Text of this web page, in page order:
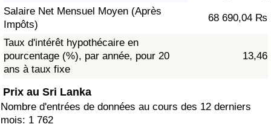
Salaire Net Mensuel Moyen (Après
Impôts)
68 690,04 ₨
Taux d'intérêt hypothécaire en
pourcentage (%), par année, pour 20
ans à taux fixe
13,46
Prix au Sri Lanka
Nombre d'entrées de données au cours des 12 derniers
mois: 1 762